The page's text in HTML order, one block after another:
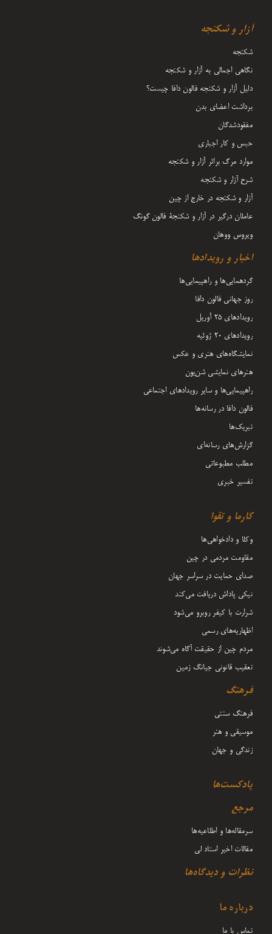
آزار و شکنجه
شکنجه
نگاهی اجمالی به آزار و شکنجه
دلیل آزار و شکنجه فالون دافا چیست؟
برداشت اعضای بدن
مفقودشدگان
حبس و کار اجباری
موارد مرگ براثر آزار و شکنجه
شرح آزار و شکنجه
آزار و شکنجه در خارج از چین
عاملان درگیر در آزار و شکنجۀ فالون گونگ
ویروس ووهان
اخبار و رویدادها
گردهمایی‌ها و راهپیمایی‌ها
روز جهانی فالون دافا
رویدادهای ۲۵ آوریل
رویدادهای ۲۰ ژوئیه
نمایشگاه‌های هنری و عکس
هنرهای نمایشی شن‌یون
راهپیمایی‌ها و سایر رویدادهای اجتماعی
فالون دافا در رسانه‌ها
تبریک‌ها
گزارش‌های رسانه‌ای
مطلب مطبوعاتی
تفسیر خبری
کارما و تقوا
وکلا و دادخواهی‌ها
مقاومت مردمی در چین
صدای حمایت در سراسر جهان
نیکی پاداش دریافت می‌کند
شرارت با کیفر روبرو می‌شود
اظهاریه‌های رسمی
مردم چین از حقیقت آگاه می‌شوند
تعقیب قانونی جیانگ زمین
فرهنگ
فرهنگ سنتی
موسیقی و هنر
زندگی و جهان
پادکست‌ها
مرجع
سرمقاله‌ها و اطلاعیه‌ها
مقالات اخیر استاد لی
نظرات و دیدگاه‌ها
درباره ما
تماس با ما